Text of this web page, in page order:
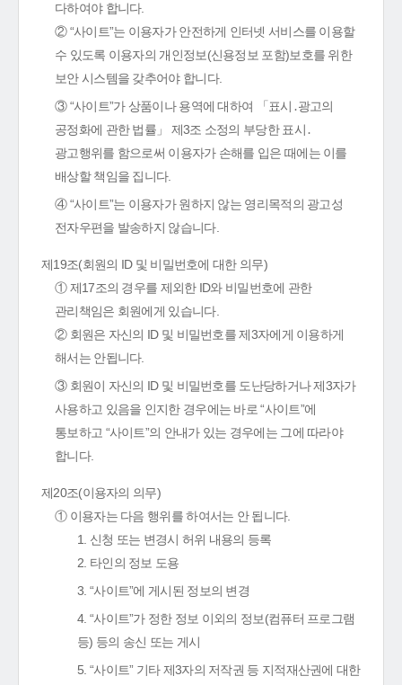
다하여야 합니다.
② “사이트”는 이용자가 안전하게 인터넷 서비스를 이용할
수 있도록 이용자의 개인정보(신용정보 포함)보호를 위한
보안 시스템을 갖추어야 합니다.
③ “사이트”가 상품이나 용역에 대하여 「표시․광고의
공정화에 관한 법률」 제3조 소정의 부당한 표시․
광고행위를 함으로써 이용자가 손해를 입은 때에는 이를
배상할 책임을 집니다.
④ “사이트”는 이용자가 원하지 않는 영리목적의 광고성
전자우편을 발송하지 않습니다.
제19조(회원의 ID 및 비밀번호에 대한 의무)
① 제17조의 경우를 제외한 ID와 비밀번호에 관한
관리책임은 회원에게 있습니다.
② 회원은 자신의 ID 및 비밀번호를 제3자에게 이용하게
해서는 안됩니다.
③ 회원이 자신의 ID 및 비밀번호를 도난당하거나 제3자가
사용하고 있음을 인지한 경우에는 바로 “사이트”에
통보하고 “사이트”의 안내가 있는 경우에는 그에 따라야
합니다.
제20조(이용자의 의무)
① 이용자는 다음 행위를 하여서는 안 됩니다.
1. 신청 또는 변경시 허위 내용의 등록
2. 타인의 정보 도용
3. “사이트”에 게시된 정보의 변경
4. “사이트”가 정한 정보 이외의 정보(컴퓨터 프로그램
등) 등의 송신 또는 게시
5. “사이트” 기타 제3자의 저작권 등 지적재산권에 대한